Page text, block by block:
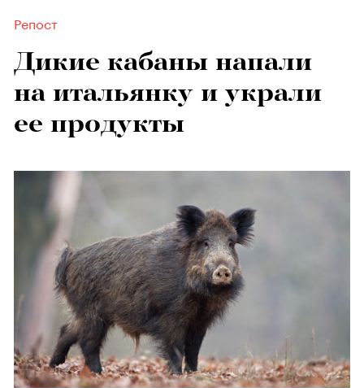
Репост
Дикие кабаны напали
на итальянку и украли
ее продукты